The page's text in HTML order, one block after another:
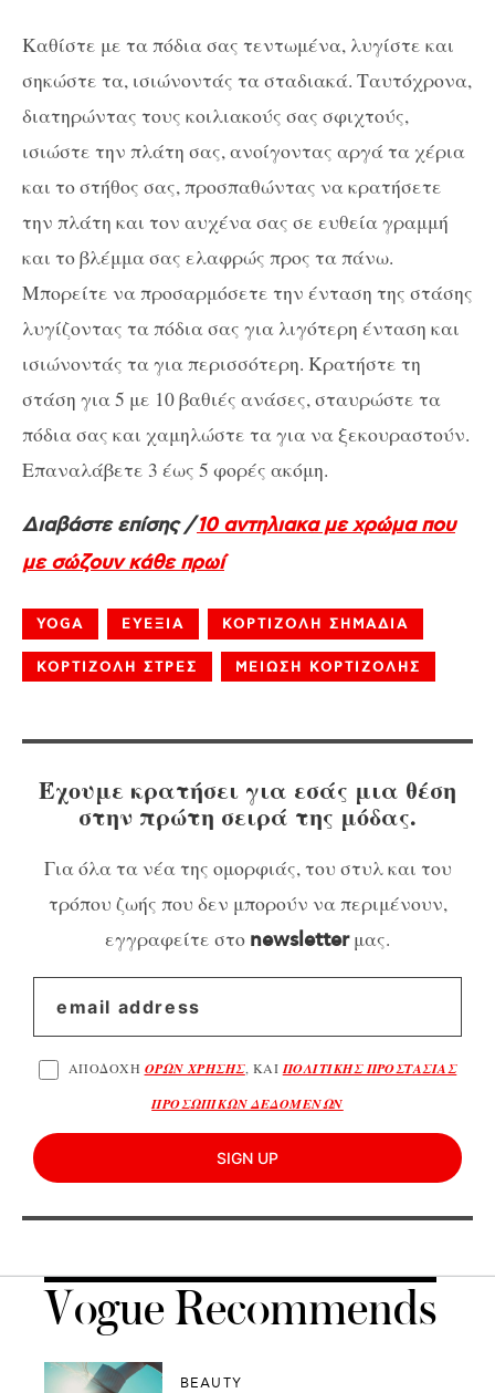
Καθίστε με τα πόδια σας τεντωμένα, λυγίστε και
σηκώστε τα, ισιώνοντάς τα σταδιακά. Ταυτόχρονα,
διατηρώντας τους κοιλιακούς σας σφιχτούς,
ισιώστε την πλάτη σας, ανοίγοντας αργά τα χέρια
και το στήθος σας, προσπαθώντας να κρατήσετε
την πλάτη και τον αυχένα σας σε ευθεία γραμμή
και το βλέμμα σας ελαφρώς προς τα πάνω.
Μπορείτε να προσαρμόσετε την ένταση της στάσης
λυγίζοντας τα πόδια σας για λιγότερη ένταση και
ισιώνοντάς τα για περισσότερη. Κρατήστε τη
στάση για 5 με 10 βαθιές ανάσες, σταυρώστε τα
πόδια σας και χαμηλώστε τα για να ξεκουραστούν.
Επαναλάβετε 3 έως 5 φορές ακόμη.
Διαβάστε επίσης /10 αντηλιακα με χρώμα που
με σώζουν κάθε πρωί
YOGA ΕΥΕΞΙΑ ΚΟΡΤΙΖΟΛΗ ΣΗΜΑΔΙΑ
ΚΟΡΤΙΖΟΛΗ ΣΤΡΕΣ ΜΕΙΩΣΗ ΚΟΡΤΙΖΟΛΗΣ
Έχουμε κρατήσει για εσάς μια θέση
στην πρώτη σειρά της μόδας.
Για όλα τα νέα της ομορφιάς, του στυλ και του
τρόπου ζωής που δεν μπορούν να περιμένουν,
εγγραφείτε στο newsletterμας.
ΑΠΟΔΟΧΗ ΟΡΩΝ ΧΡΗΣΗΣ, ΚΑΙ ΠΟΛΙΤΙΚΗΣ ΠΡΟΣΤΑΣΙΑΣ
ΠΡΟΣΩΠΙΚΩΝ ΔΕΔΟΜΕΝΩΝ
SIGN UP
Vogue Recommends
BEAUTY